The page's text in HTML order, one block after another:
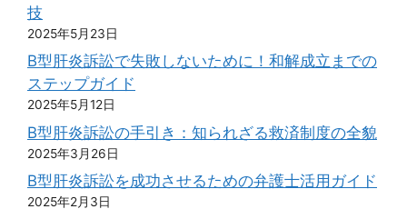
技
2025年5月23日
B型肝炎訴訟で失敗しないために！和解成立までの
ステップガイド
2025年5月12日
B型肝炎訴訟の手引き：知られざる救済制度の全貌
2025年3月26日
B型肝炎訴訟を成功させるための弁護士活用ガイド
2025年2月3日